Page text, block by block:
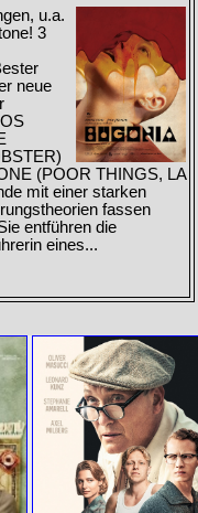
u.a.
3
neue
(POOR THINGS, LA
mit einer starken
fassen
entführen die
eines...